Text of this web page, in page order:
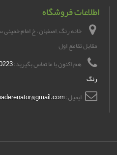
اطلاعات فروشگاه
خانه رنگ , اصفهان ، خ امام خمینی
مقابل تقاطع اول
هم اکنون با ما تماس بگیرید:
رنگ
ایمیل: